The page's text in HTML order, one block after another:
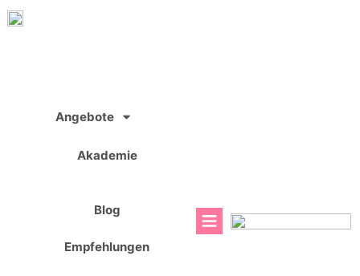
Zum
Angebote
Akademie
Blog
Empfehlungen